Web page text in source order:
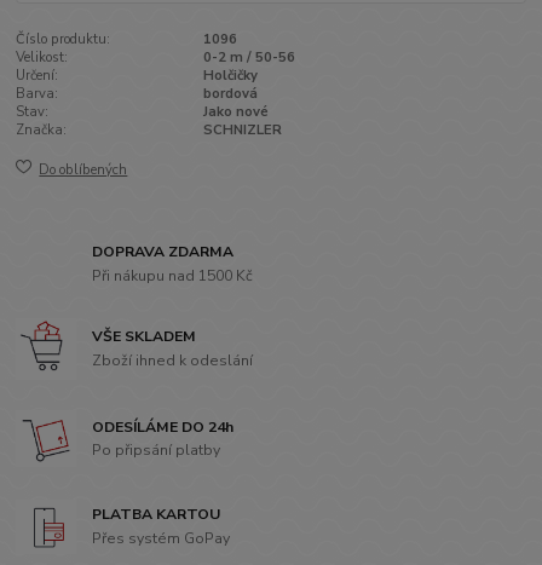
Číslo produktu:
1096
Velikost:
0-2 m / 50-56
Určení:
Holčičky
Barva:
bordová
Stav:
Jako nové
Značka:
SCHNIZLER
Do oblíbených
DOPRAVA ZDARMA
Při nákupu nad 1500 Kč
VŠE SKLADEM
Zboží ihned k odeslání
ODESÍLÁME DO 24h
Po připsání platby
PLATBA KARTOU
Přes systém GoPay